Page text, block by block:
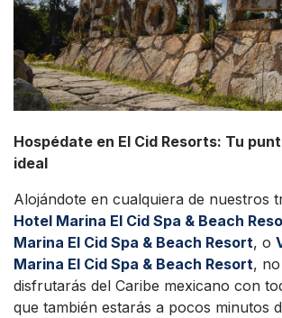
Hospédate en El Cid Resorts: Tu
ideal
Alojándote en cualquiera de nuestros
Hotel Marina El Cid Spa & Beach
Marina El Cid Spa & Beach Resort, o
Marina El Cid Spa & Beach Resort,
disfrutarás del Caribe mexicano con
que también estarás a pocos minutos